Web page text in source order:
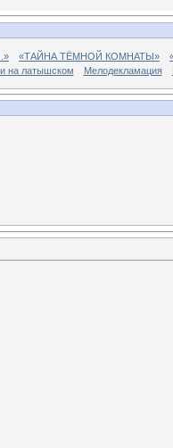
«ТАЙНА ТЁМНОЙ КОМНАТЫ»
на латышском Мелодекламация